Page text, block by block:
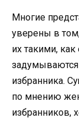
Многие
уверены в
их такими,
задумываются
избранника.
по мнению
избранников,